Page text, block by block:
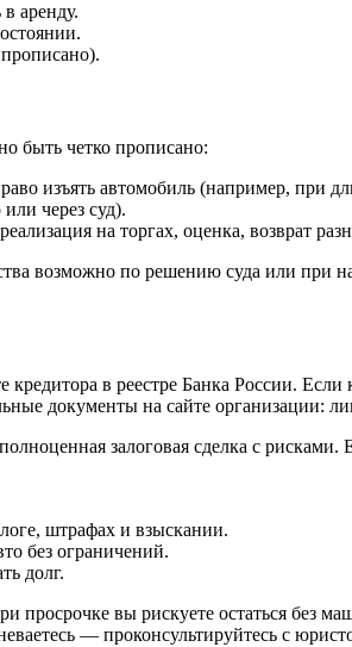
аренду.
быть четко прописано:
изъять автомобиль (например, при
через суд).
на торгах, оценка, возврат
возможно по решению суда или при
кредитора в реестре Банка России.
документы на сайте организации:
залоговая сделка с
штрафах и взыскании.
без ограничений.
долг.
просрочке вы рискуете остаться без
— проконсультируйтесь с